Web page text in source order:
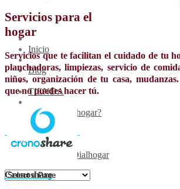
Inicio
Blog
TIENDA
¿Qué es Dialhogar?
Contacto
Encuentros Dialhogar
Servicios para el
hogar
Servicios que te facilitan el cuidado de tu
planchadoras, limpiezas, servicio de
niños, organización de tu casa,
que no puedes hacer tú.
Cronoshare